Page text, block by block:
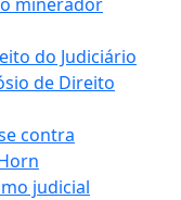
do Judiciário
de Direito
contra
judicial